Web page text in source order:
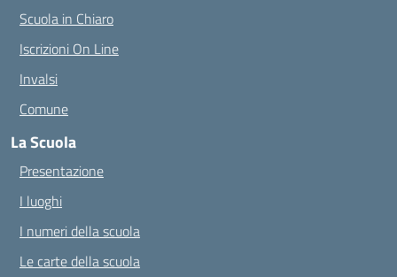
Scuola in Chiaro
Iscrizioni On Line
Invalsi
Comune
La Scuola
Presentazione
I luoghi
I numeri della scuola
Le carte della scuola